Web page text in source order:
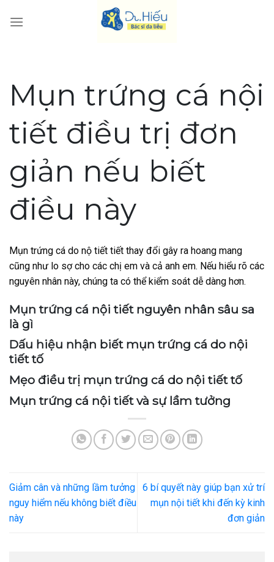
Mụn trứng cá nội
tiết điều trị đơn
giản nếu biết
điều này
Mụn trứng cá do nộ tiết tiết thay đổi gây ra hoang mang
cũng như lo sợ cho các chị em và cả anh em. Nếu hiểu rõ các
nguyên nhân này, chúng ta có thể kiểm soát dễ dàng hơn.
Mụn trứng cá nội tiết nguyên nhân sâu sa
là gì
Dấu hiệu nhận biết mụn trứng cá do nội
tiết tố
Mẹo điều trị mụn trứng cá do nội tiết tố
Mụn trứng cá nội tiết và sự lầm tưởng
Giảm cân và những lầm tưởng
nguy hiểm nếu không biết điều
này
6 bí quyết này giúp bạn xử trí
mụn nội tiết khi đến kỳ kinh
đơn giản